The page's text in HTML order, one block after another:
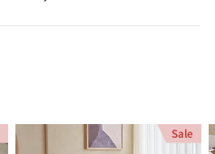
Sale